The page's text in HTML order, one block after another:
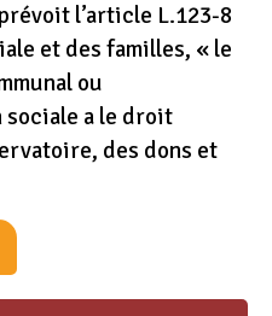
l’article L.123-8
et des familles, « le
ou
sociale a le droit
des dons et